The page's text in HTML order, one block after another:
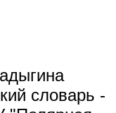
словарь -